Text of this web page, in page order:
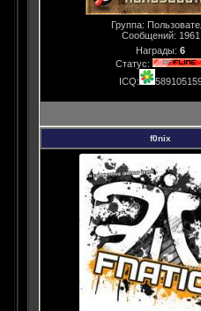
Группа:
Сообщений: 1961
Награды: 6
Статус:
ICQ:
f0nix